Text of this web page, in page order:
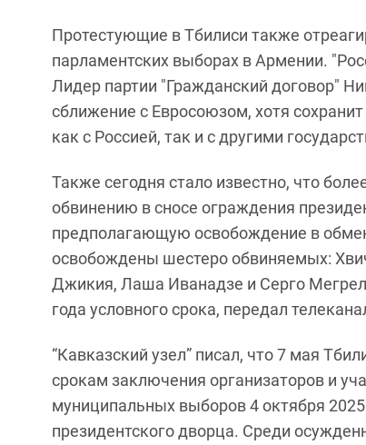
Протестующие в Тбилиси также
парламентских выборах в Армении.
Лидер партии "Гражданский договор"
сближение с Евросоюзом, хотя
как с Россией, так и с другими
Также сегодня стало известно, что
обвинению в сносе ограждения
предполагающую освобождение в
освобождены шестеро обвиняемых:
Джикия, Лаша Иванадзе и Серго
года условного срока, передал
“Кавказский узел” писал, что 7 мая
срокам заключения организаторов и
муниципальных выборов 4 октября
президентского дворца. Среди